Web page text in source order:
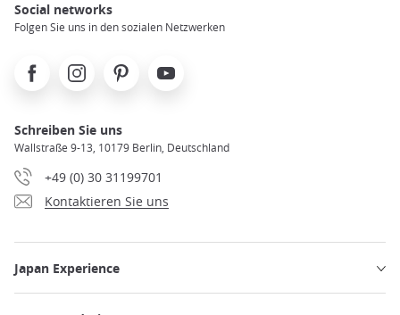
Social networks
Folgen Sie uns in den sozialen Netzwerken
FacebookInstagramPinterest Youtube
Schreiben Sie uns
Wallstraße 9-13, 10179 Berlin, Deutschland
+49 (0) 30 31199701
Kontaktieren Sie uns
Japan Experience